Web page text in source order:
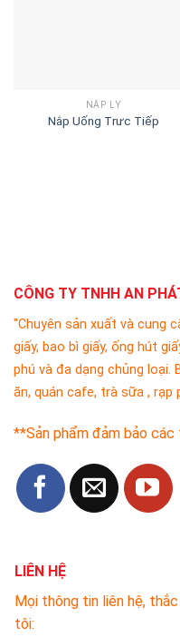
NẮP LY
Nắp Uống Trưc Tiếp
CÔNG TY TNHH AN
"Chuyên sản xuất và cung
giấy, bao bì giấy, ống hút
phú và đa dạng chủng loại.
ăn, quán cafe, trà sữa , rạp
**Sản phẩm đảm bảo các
LIÊN HỆ
Mọi thông tin liên hệ,
tôi: